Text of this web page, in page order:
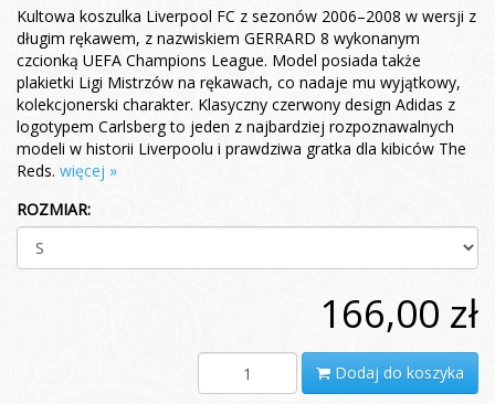
Kultowa koszulka Liverpool FC z sezonów 2006–2008 w wersji z
długim rękawem, z nazwiskiem GERRARD 8 wykonanym
czcionką UEFA Champions League. Model posiada także
plakietki Ligi Mistrzów na rękawach, co nadaje mu wyjątkowy,
kolekcjonerski charakter. Klasyczny czerwony design Adidas z
logotypem Carlsberg to jeden z najbardziej rozpoznawalnych
modeli w historii Liverpoolu i prawdziwa gratka dla kibiców The
Reds. więcej »
ROZMIAR:
166,00 zł
Dodaj do koszyka